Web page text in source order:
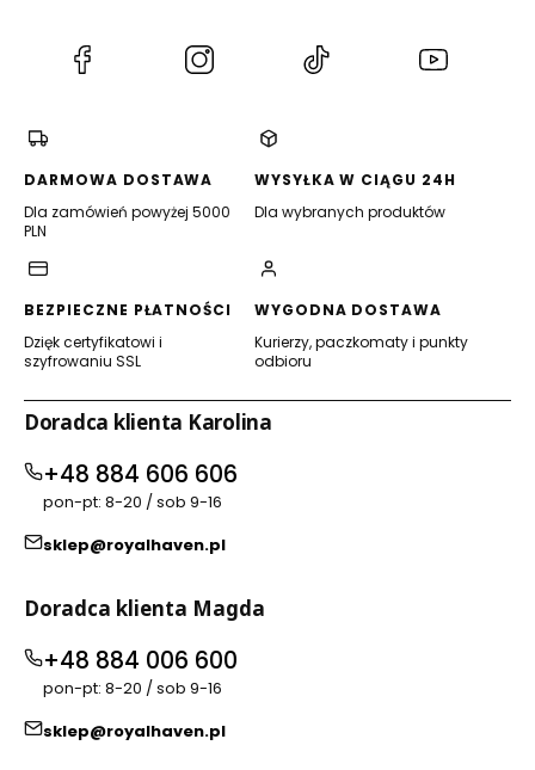
(Otwiera
nowej
(Otwiera
(Otwiera
DARMOWA DOSTAWA
Dla zamówień powyżej 5000
PLN
WYSYŁKA W CIĄGU 24H
Dla wybranych produktów
BEZPIECZNE PŁATNOŚCI
Dzięk certyfikatowi i
szyfrowaniu SSL
WYGODNA DOSTAWA
Kurierzy, paczkomaty i punkty
odbioru
Doradca klienta Karolina
+48 884 606 606
pon-pt: 8-20 / sob 9-16
sklep@royalhaven.pl
Doradca klienta Magda
+48 884 006 600
pon-pt: 8-20 / sob 9-16
sklep@royalhaven.pl